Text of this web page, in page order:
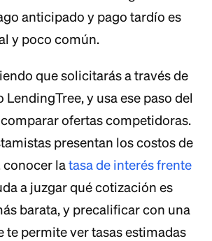
anticipado y pago tardío es
y poco común.
que solicitarás a través de
LendingTree, y usa ese paso del
ofertas competidoras.
presentan los costos de
latasa de interés frente
a juzgar qué cotización es
barata, y precalificar con una
te permite ver tasas estimadas